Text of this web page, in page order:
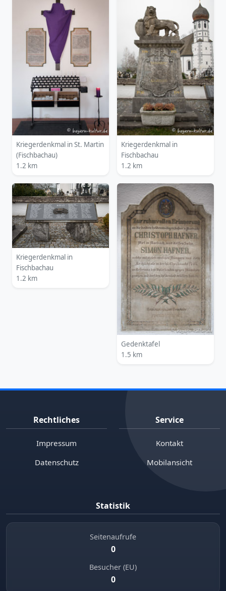
Kriegerdenkmal in St. Martin
(Fischbachau)
1.2 km
Kriegerdenkmal in
Fischbachau
1.2 km
Kriegerdenkmal in
Fischbachau
1.2 km
Gedenktafel
1.5 km
Rechtliches
Impressum
Datenschutz
Service
Kontakt
Mobilansicht
Statistik
Seitenaufrufe
0
Besucher (EU)
0